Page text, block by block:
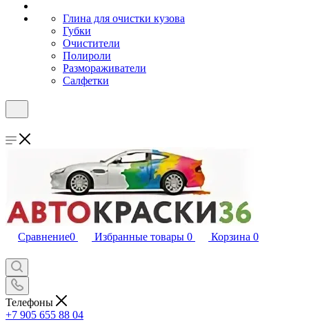
Глина для очистки кузова
Губки
Очистители
Полироли
Размораживатели
Салфетки
Сравнение0 Избранные товары 0 Корзина 0
Телефоны
+7 905 655 88 04